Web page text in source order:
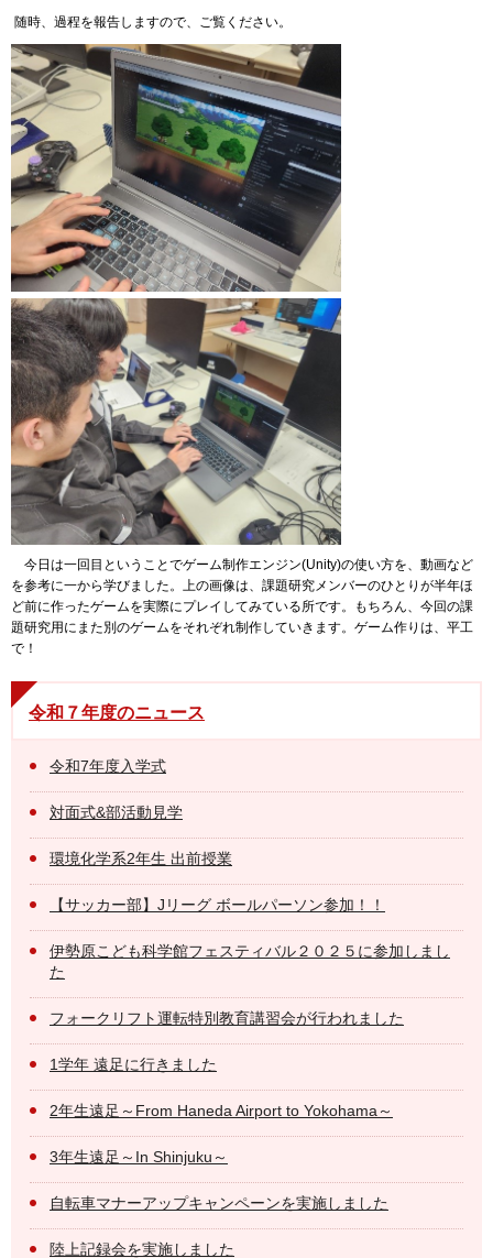
随時、過程を報告しますので、ご覧ください。
今日は一回目ということでゲーム制作エンジン(Unity)の使い方を、動画など
を参考に一から学びました。上の画像は、課題研究メンバーのひとりが半年ほ
ど前に作ったゲームを実際にプレイしてみている所です。もちろん、今回の課
題研究用にまた別のゲームをそれぞれ制作していきます。ゲーム作りは、平工
で！
令和７年度のニュース
令和7年度入学式
対面式&部活動見学
環境化学系2年生 出前授業
【サッカー部】Jリーグ ボールパーソン参加！！
伊勢原こども科学館フェスティバル２０２５に参加しまし
た
フォークリフト運転特別教育講習会が行われました
1学年 遠足に行きました
2年生遠足～From Haneda Airport to Yokohama～
3年生遠足～In Shinjuku～
自転車マナーアップキャンペーンを実施しました
陸上記録会を実施しました